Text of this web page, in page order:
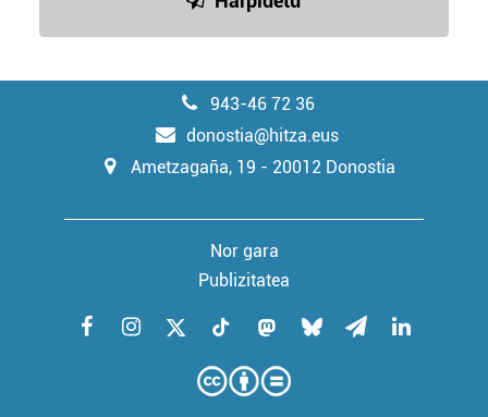
943-46 72 36
donostia@hitza.eus
Ametzagaña, 19 - 20012 Donostia
Nor gara
Publizitatea